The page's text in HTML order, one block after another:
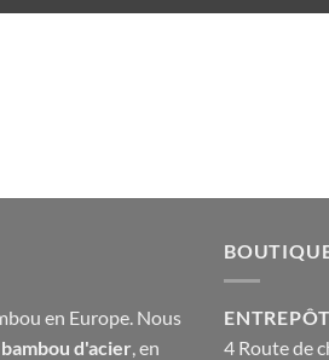
en Europe. Nous
bambou d'acier , en
4 Route de